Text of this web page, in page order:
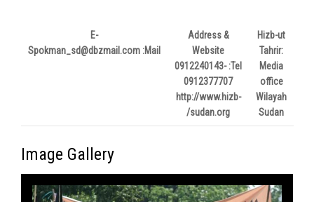
Hizb-ut
Tahrir:
Media
office
Wilayah
Sudan
Address &
Website
Tel:
0912240143-
0912377707
http://www.hizb-
sudan.org/
E-
Mail:
Spokman_sd@dbzmail.com
Image Gallery